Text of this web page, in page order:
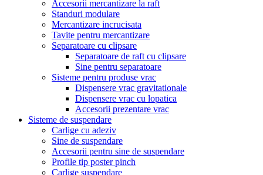
Accesorii mercantizare la raft
Standuri modulare
Mercantizare incrucisata
Tavite pentru mercantizare
Separatoare cu clipsare
Separatoare de raft cu clipsare
Sine pentru separatoare
Sisteme pentru produse vrac
Dispensere vrac gravitationale
Dispensere vrac cu lopatica
Accesorii prezentare vrac
Sisteme de suspendare
Carlige cu adeziv
Sine de suspendare
Accesorii pentru sine de suspendare
Profile tip poster pinch
Carlige suspendare